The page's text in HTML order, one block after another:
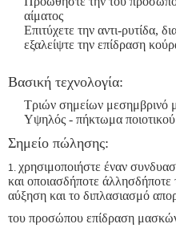
αίματος
Επιτύχετε την αντι-ρυτίδα,
εξαλείψτε την επίδραση
Βασική τεχνολογία:
Τριών σημείων μεσημβρινό
Υψηλός - πήκτωμα ποιοτικού
Σημείο πώλησης:
1. χρησιμοποιήστε έναν
και οποιασδήποτε
αύξηση και το διπλασιασμό
του προσώπου επίδραση